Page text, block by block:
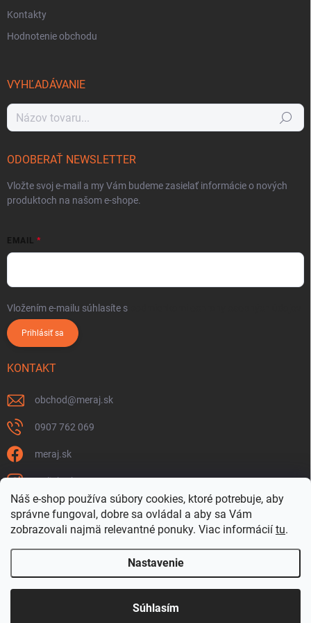
Náš e-shop používa súbory cookies, ktoré potrebuje, aby
správne fungoval, dobre sa ovládal a aby sa Vám
zobrazovali najmä relevantné ponuky. Viac informácií tu.
Nastavenie
Súhlasím
Kontakty
Hodnotenie obchodu
VYHĽADÁVANIE
Hľadať
ODOBERAŤ NEWSLETTER
Vložte svoj e-mail a my Vám budeme zasielať informácie o nových
produktoch na našom e-shope.
EMAIL
Vložením e-mailu súhlasíte s
Prihlásiť sa
KONTAKT
obchod@meraj.sk
0907 762 069
meraj.sk
m_link_sk
https://www.youtube.com/@meraj-sk
@m_link_sk
www.Meraj.sk . Všetky práva vyhradené.